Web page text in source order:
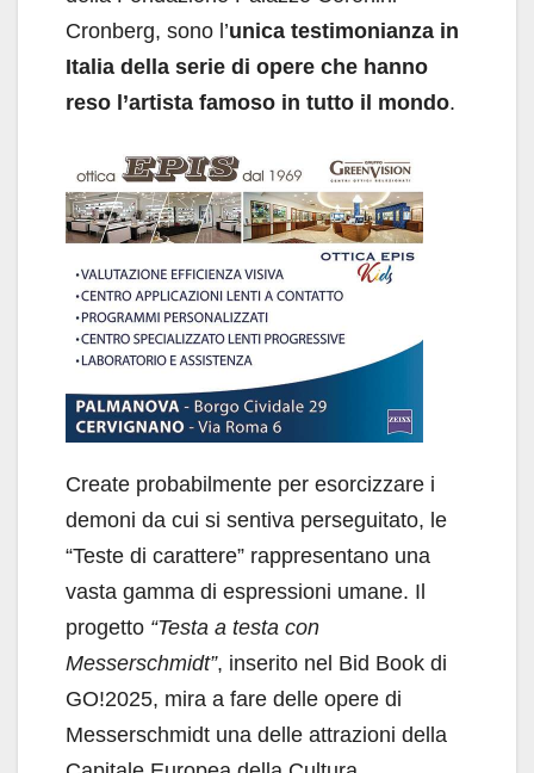
Cronberg, sono l’unica testimonianza in
Italia della serie di opere che hanno
reso l’artista famoso in tutto il mondo.
Create probabilmente per esorcizzare i
demoni da cui si sentiva perseguitato, le
“Teste di carattere” rappresentano una
vasta gamma di espressioni umane. Il
progetto “Testa a testa con
Messerschmidt”, inserito nel Bid Book di
GO!2025, mira a fare delle opere di
Messerschmidt una delle attrazioni della